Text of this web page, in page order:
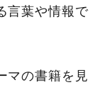
言葉や情報で
マの書籍を見